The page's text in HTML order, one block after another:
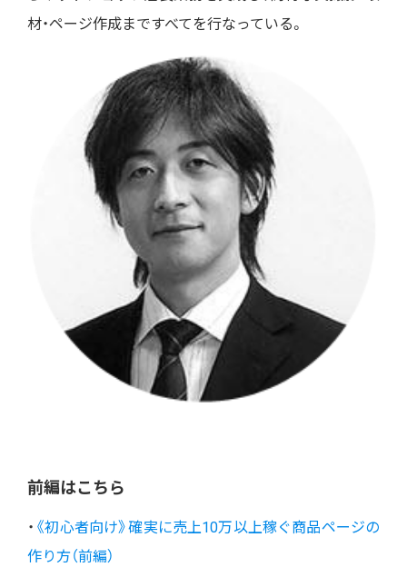
材・ページ作成まですべてを行なっている。
前編はこちら
・ 《初心者向け》確実に売上10万以上稼ぐ商品ページの
作り方（前編）